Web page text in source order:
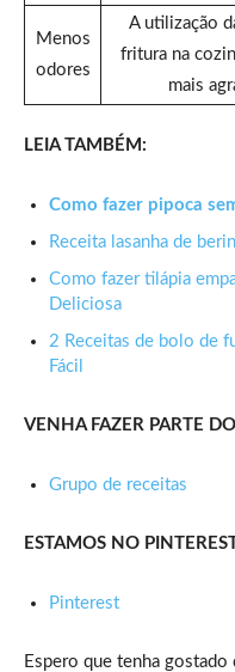
Menos
odores
A utilização
fritura na
mais
LEIA TAMBÉM:
Como fazer pipoca
Receita lasanha de
Como fazer tilápia
Deliciosa
2 Receitas de bolo de
Fácil
VENHA FAZER PARTE
Grupo de receitas
ESTAMOS NO
Pinterest
Espero que tenha gostado